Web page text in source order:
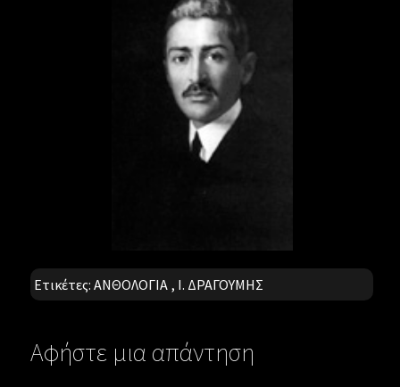
Ετικέτες:ΑΝΘΟΛΟΓΙΑ , Ι. ΔΡΑΓΟΥΜΗΣ
Αφήστε μια απάντηση